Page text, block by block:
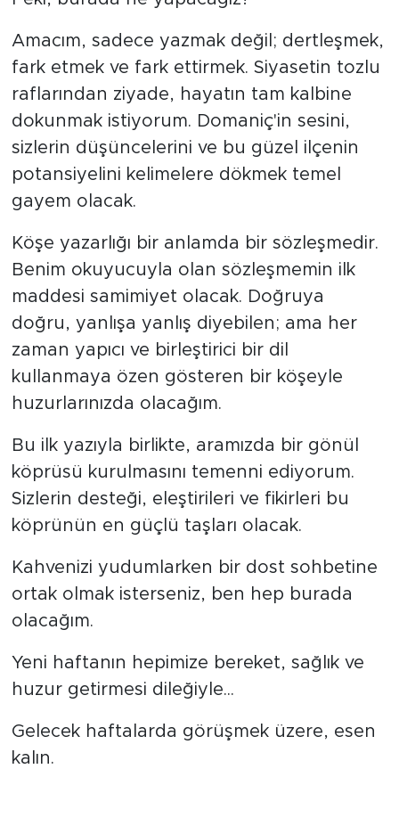
Amacım, sadece yazmak değil; dertleşmek,
fark etmek ve fark ettirmek. Siyasetin tozlu
raflarından ziyade, hayatın tam kalbine
dokunmak istiyorum. Domaniç'in sesini,
sizlerin düşüncelerini ve bu güzel ilçenin
potansiyelini kelimelere dökmek temel
gayem olacak.
Köşe yazarlığı bir anlamda bir sözleşmedir.
Benim okuyucuyla olan sözleşmemin ilk
maddesi samimiyet olacak. Doğruya
doğru, yanlışa yanlış diyebilen; ama her
zaman yapıcı ve birleştirici bir dil
kullanmaya özen gösteren bir köşeyle
huzurlarınızda olacağım.
Bu ilk yazıyla birlikte, aramızda bir gönül
köprüsü kurulmasını temenni ediyorum.
Sizlerin desteği, eleştirileri ve fikirleri bu
köprünün en güçlü taşları olacak.
Kahvenizi yudumlarken bir dost sohbetine
ortak olmak isterseniz, ben hep burada
olacağım.
Yeni haftanın hepimize bereket, sağlık ve
huzur getirmesi dileğiyle...
Gelecek haftalarda görüşmek üzere, esen
kalın.